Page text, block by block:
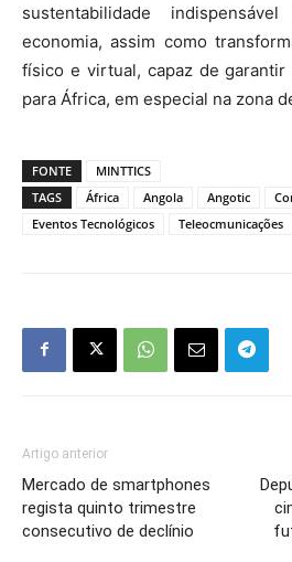
sustentabilidade
economia, assim como
físico e virtual, capaz de garantir
para África, em especial na zona
FONTE
MINTTICS
TAGS
África Angola Angotic
Eventos Tecnológicos
Teleocmunicações
Artigo anterior
Mercado de smartphones
regista quinto trimestre
consecutivo de declínio